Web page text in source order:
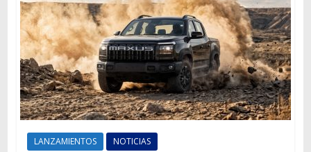
LANZAMIENTOS NOTICIAS